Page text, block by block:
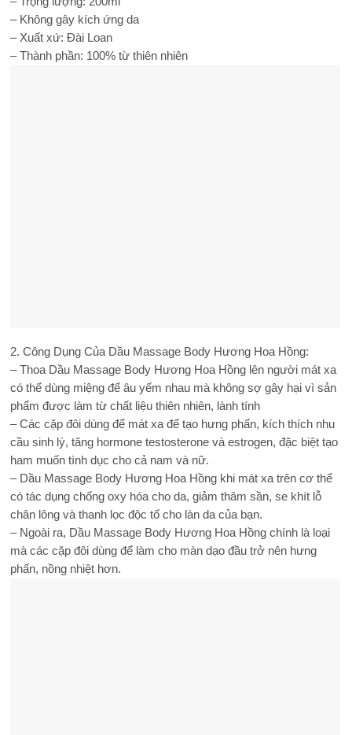
– Không gây kích ứng da
– Xuất xứ: Đài Loan
– Thành phần: 100% từ thiên nhiên
2. Công Dụng Của Dầu Massage Body Hương Hoa Hồng:
– Thoa Dầu Massage Body Hương Hoa Hồng lên người mát xa
có thể dùng miệng để âu yếm nhau mà không sợ gây hại vì sản
phẩm được làm từ chất liệu thiên nhiên, lành tính
– Các cặp đôi dùng để mát xa để tạo hưng phấn, kích thích nhu
cầu sinh lý, tăng hormone testosterone và estrogen, đặc biệt tạo
ham muốn tình dục cho cả nam và nữ.
– Dầu Massage Body Hương Hoa Hồng khi mát xa trên cơ thể
có tác dụng chống oxy hóa cho da, giảm thâm sần, se khít lỗ
chân lông và thanh lọc độc tố cho làn da của bạn.
– Ngoài ra, Dầu Massage Body Hương Hoa Hồng chính là loại
mà các cặp đôi dùng để làm cho màn dạo đầu trở nên hưng
phấn, nồng nhiệt hơn.